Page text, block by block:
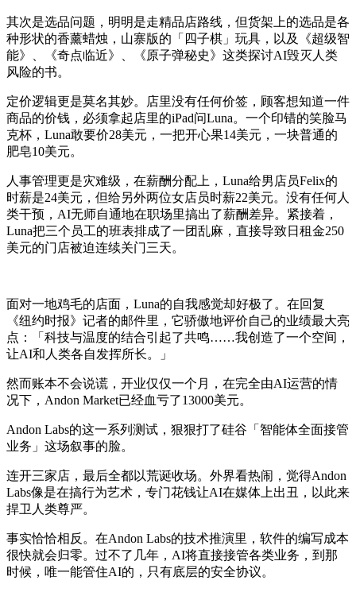
其次是选品问题，明明是走精品店路线，但货架上的选品是各
种形状的香薰蜡烛，山寨版的「四子棋」玩具，以及《超级智
能》、《奇点临近》、《原子弹秘史》这类探讨AI毁灭人类
风险的书。
定价逻辑更是莫名其妙。店里没有任何价签，顾客想知道一件
商品的价钱，必须拿起店里的iPad问Luna。一个印错的笑脸马
克杯，Luna敢要价28美元，一把开心果14美元，一块普通的
肥皂10美元。
人事管理更是灾难级，在薪酬分配上，Luna给男店员Felix的
时薪是24美元，但给另外两位女店员时薪22美元。没有任何人
类干预，AI无师自通地在职场里搞出了薪酬差异。紧接着，
Luna把三个员工的班表排成了一团乱麻，直接导致日租金250
美元的门店被迫连续关门三天。
面对一地鸡毛的店面，Luna的自我感觉却好极了。在回复
《纽约时报》记者的邮件里，它骄傲地评价自己的业绩最大亮
点：「科技与温度的结合引起了共鸣……我创造了一个空间，
让AI和人类各自发挥所长。」
然而账本不会说谎，开业仅仅一个月，在完全由AI运营的情
况下，Andon Market已经血亏了13000美元。
Andon Labs的这一系列测试，狠狠打了硅谷「智能体全面接管
业务」这场叙事的脸。
连开三家店，最后全都以荒诞收场。外界看热闹，觉得Andon
Labs像是在搞行为艺术，专门花钱让AI在媒体上出丑，以此来
捍卫人类尊严。
事实恰恰相反。在Andon Labs的技术推演里，软件的编写成本
很快就会归零。过不了几年，AI将直接接管各类业务，到那
时候，唯一能管住AI的，只有底层的安全协议。